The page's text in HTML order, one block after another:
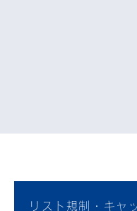
リスト規制・キャ